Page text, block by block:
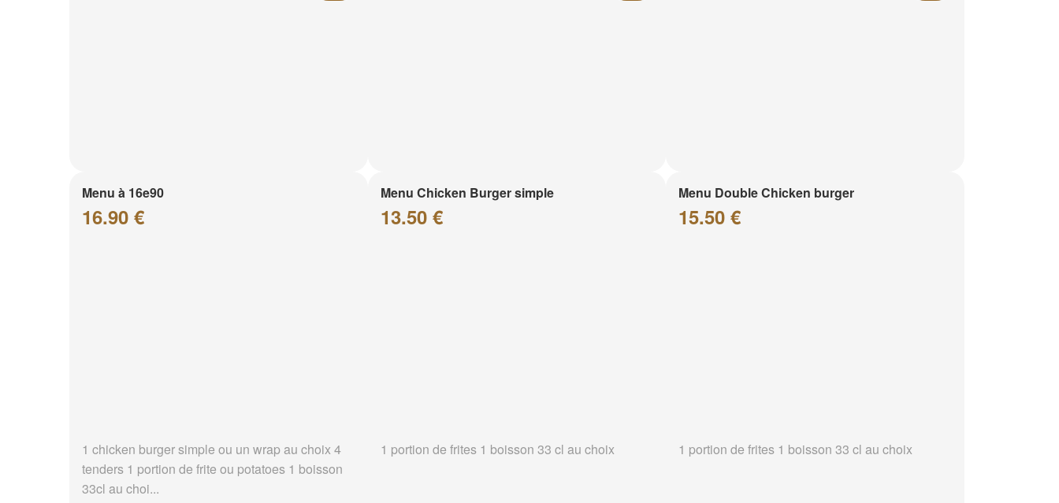
Menu à 16e90
16.90 €
1 chicken burger simple ou un wrap au choix 4
tenders 1 portion de frite ou potatoes 1 boisson
33cl au choi...
Menu Chicken Burger simple
13.50 €
1 portion de frites 1 boisson 33 cl au choix
Menu Double Chicken burger
15.50 €
1 portion de frites 1 boisson 33 cl au choix